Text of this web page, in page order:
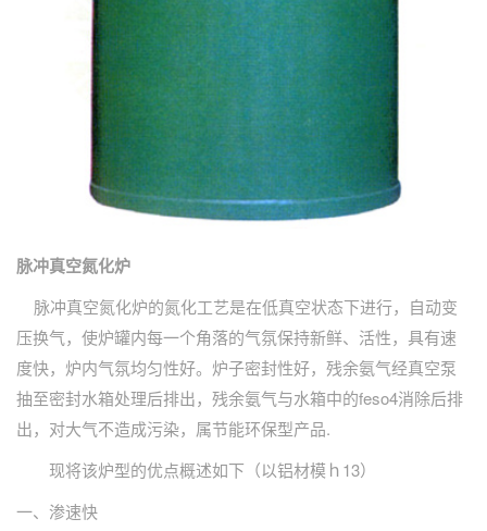
脉冲真空氮化炉
脉冲真空氮化炉的氮化工艺是在低真空状态下进行，自动变
压换气，使炉罐内每一个角落的气氛保持新鲜、活性，具有速
度快，炉内气氛均匀性好。炉子密封性好，残余氨气经真空泵
抽至密封水箱处理后排出，残余氨气与水箱中的feso4消除后排
出，对大气不造成污染，属节能环保型产品.
现将该炉型的优点概述如下（以铝材模ｈ13）
一、渗速快